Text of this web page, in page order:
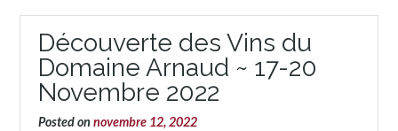
Découverte des Vins du
Domaine Arnaud ~ 17-20
Novembre 2022
Posted on novembre 12, 2022